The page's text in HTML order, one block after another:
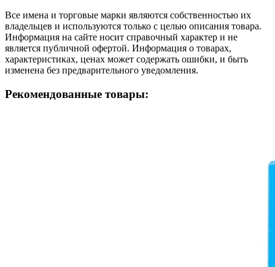
Все имена и торговые марки являются собственностью их
владельцев и используются только с целью описания товара.
Информация на сайте носит справочный характер и не
является публичной офертой. Информация о товарах,
характеристиках, ценах может содержать ошибки, и быть
изменена без предварительного уведомления.
Рекомендованные товары: